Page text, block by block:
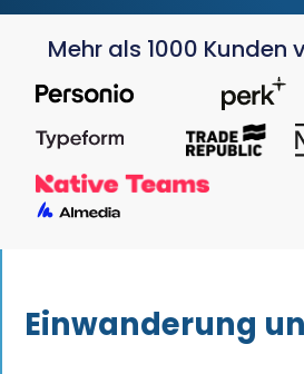
Mehr als 1000 Kunden
Einwanderung